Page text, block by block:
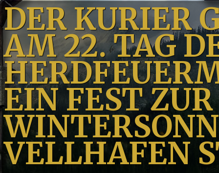
DER KURIER
AM 22. TAG
EIN FEST ZUR
VELLHAFEN